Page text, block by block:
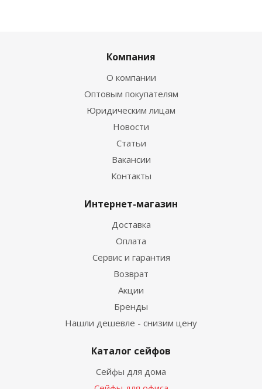
Компания
О компании
Оптовым покупателям
Юридическим лицам
Новости
Статьи
Вакансии
Контакты
Интернет-магазин
Доставка
Оплата
Сервис и гарантия
Возврат
Акции
Бренды
Нашли дешевле - снизим цену
Каталог сейфов
Сейфы для дома